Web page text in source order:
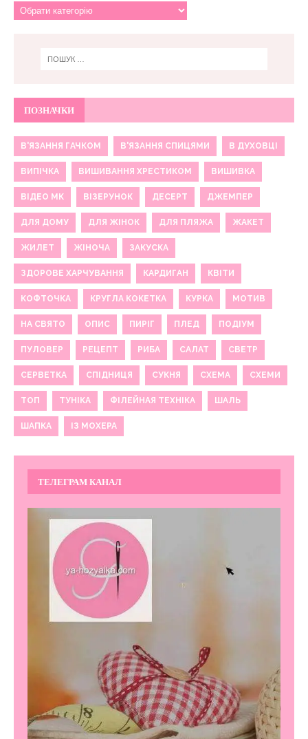
ПОЗНАЧКИ
В'ЯЗАННЯ ГАЧКОМ В'ЯЗАННЯ СПИЦЯМИ В ДУХОВЦІ
ВИПІЧКА ВИШИВАННЯ ХРЕСТИКОМ ВИШИВКА
ВІДЕО МК ВІЗЕРУНОК ДЕСЕРТ ДЖЕМПЕР
ДЛЯ ДОМУ ДЛЯ ЖІНОК ДЛЯ ПЛЯЖА ЖАКЕТ
ЖИЛЕТ ЖІНОЧА ЗАКУСКА
ЗДОРОВЕ ХАРЧУВАННЯ КАРДИГАН КВІТИ
КОФТОЧКА КРУГЛА КОКЕТКА КУРКА МОТИВ
НА СВЯТО ОПИС ПИРІГ ПЛЕД ПОДІУМ
ПУЛОВЕР РЕЦЕПТ РИБА САЛАТ СВЕТР
СЕРВЕТКА СПІДНИЦЯ СУКНЯ СХЕМА СХЕМИ
ТОП ТУНІКА ФІЛЕЙНАЯ ТЕХНІКА ШАЛЬ
ШАПКА ІЗ МОХЕРА
ТЕЛЕГРАМ КАНАЛ